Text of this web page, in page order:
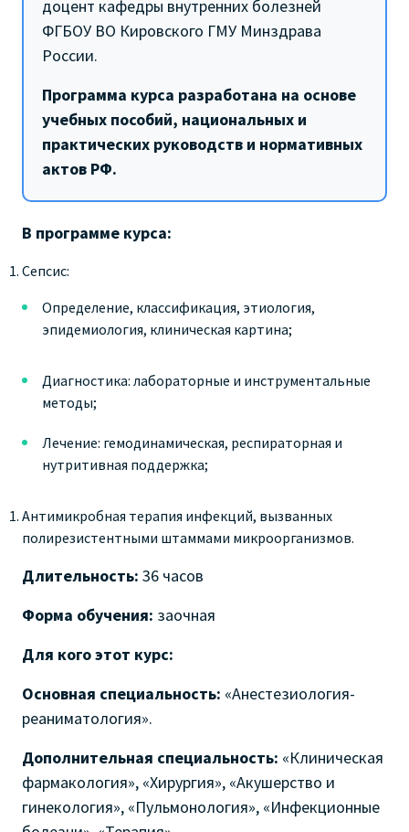
доцент кафедры внутренних болезней
ФГБОУ ВО Кировского ГМУ Минздрава
России.
Программа курса разработана на основе
учебных пособий, национальных и
практических руководств и нормативных
актов РФ.
В программе курса:
Сепсис:
Определение, классификация, этиология,
эпидемиология, клиническая картина;
Диагностика: лабораторные и инструментальные
методы;
Лечение: гемодинамическая, респираторная и
нутритивная поддержка;
Антимикробная терапия инфекций, вызванных
полирезистентными штаммами микроорганизмов.
Длительность: 36 часов
Форма обучения: заочная
Для кого этот курс:
Основная специальность: «Анестезиология-
реаниматология».
Дополнительная специальность: «Клиническая
фармакология», «Хирургия», «Акушерство и
гинекология», «Пульмонология», «Инфекционные